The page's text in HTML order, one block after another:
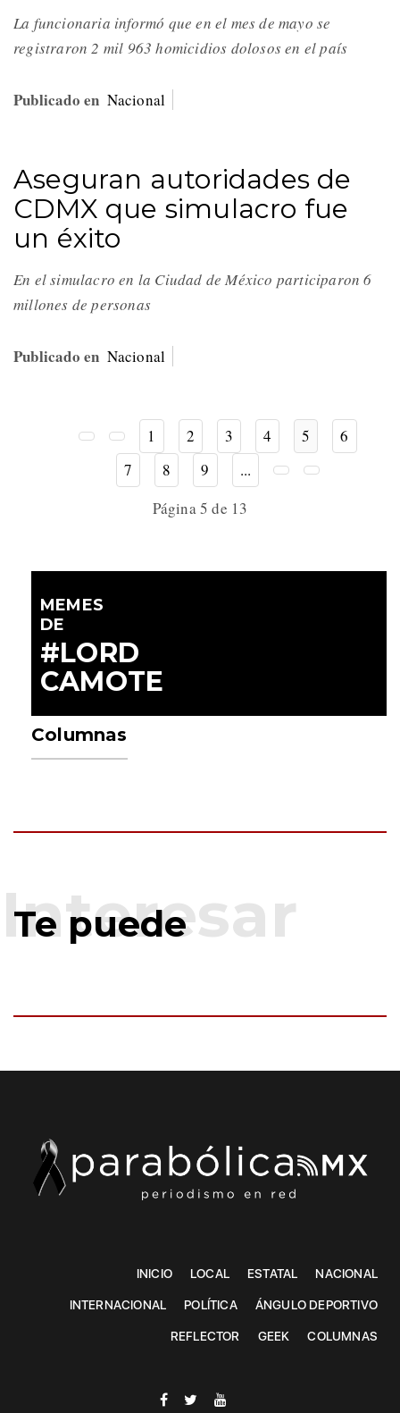
La funcionaria informó que en el mes de mayo se
registraron 2 mil 963 homicidios dolosos en el país
Publicado en Nacional
Aseguran autoridades de
CDMX que simulacro fue
un éxito
En el simulacro en la Ciudad de México participaron 6
millones de personas
Publicado en Nacional
1 2 3 4 5
6
7
8 9
...
Página 5 de 13
MEMES
DE
#LORD
CAMOTE
Columnas
Te puede
INICIO LOCAL ESTATAL NACIONAL
INTERNACIONAL POLÍTICA ÁNGULO DEPORTIVO
REFLECTOR GEEK COLUMNAS